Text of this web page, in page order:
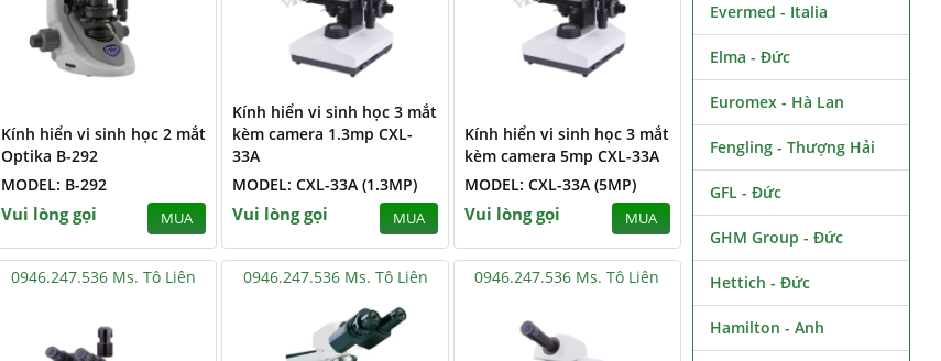
Kính hiển vi sinh học 2 mắt
Optika B-292
MODEL: B-292
Vui lòng gọi MUA
Kính hiển vi sinh học 3 mắt
kèm camera 1.3mp CXL-
33A
MODEL: CXL-33A (1.3MP)
Vui lòng gọi MUA
Kính hiển vi sinh học 3 mắt
kèm camera 5mp CXL-33A
MODEL: CXL-33A (5MP)
Vui lòng gọi MUA
0946.247.536 Ms. Tô Liên 0946.247.536 Ms. Tô Liên 0946.247.536 Ms. Tô Liên
Evermed - Italia
Elma - Đức
Euromex - Hà Lan
Fengling - Thượng Hải
GFL - Đức
GHM Group - Đức
Hettich - Đức
Hamilton - Anh